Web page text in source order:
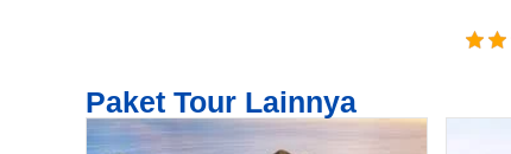
Paket Tour Lainnya